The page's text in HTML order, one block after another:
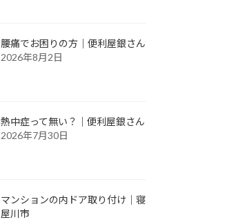
腰痛でお困りの方｜便利屋銀さん
2026年8月2日
熱中症って無い？｜便利屋銀さん
2026年7月30日
マンションの内ドア取り付け｜寝
屋川市